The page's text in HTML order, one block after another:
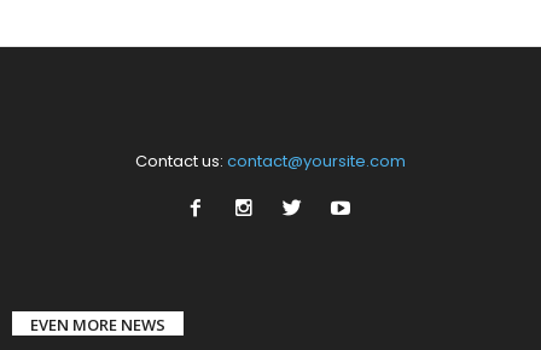
Contact us: contact@yoursite.com
EVEN MORE NEWS